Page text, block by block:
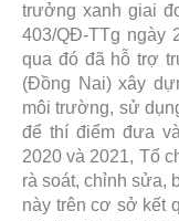
trưởng xanh giai
403/QĐ-TTg ngày
qua đó đã hỗ trợ
(Đồng Nai) xây
môi trường, sử
để thí điểm đưa
2020 và 2021, Tổ
rà soát, chỉnh sửa,
này trên cơ sở kết